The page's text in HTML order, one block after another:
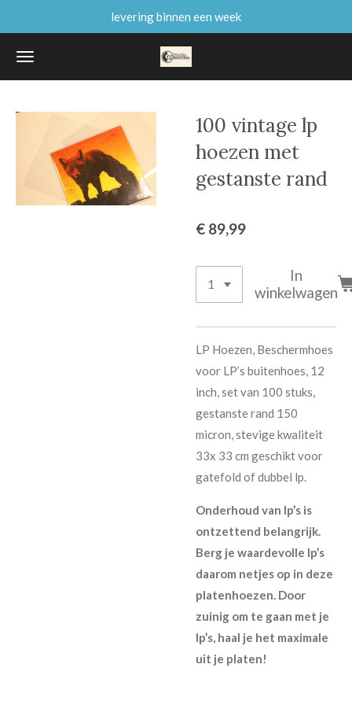
naar
de
levering binnen een week
100 vintage lp
hoezen met
gestanste rand
€ 89,99
In
winkelwagen
LP Hoezen, Beschermhoes
voor LP’s buitenhoes, 12
inch, set van 100 stuks,
gestanste rand 150
micron, stevige kwaliteit
33x 33 cm geschikt voor
gatefold of dubbel lp.
Onderhoud van lp’s is
ontzettend belangrijk.
Berg je waardevolle lp’s
daarom netjes op in deze
platenhoezen. Door
zuinig om te gaan met je
lp’s, haal je het maximale
uit je platen!